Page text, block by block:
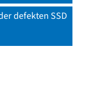
defekten SSD